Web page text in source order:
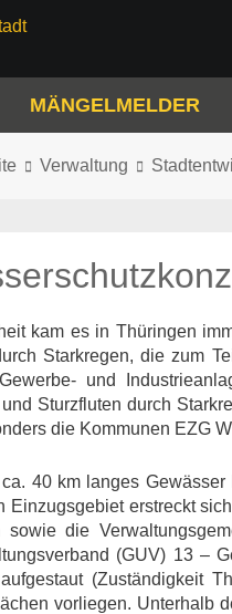
MÄNGELMELDER
Verwaltung
kam es in Thüringen
Starkregen, die zum
und
Sturzfluten durch
die Kommunen EZG
40 km langes
Einzugsgebiet erstreckt
sowie die
(GUV) 13 –
(Zuständigkeit
vorliegen. Unterhalb